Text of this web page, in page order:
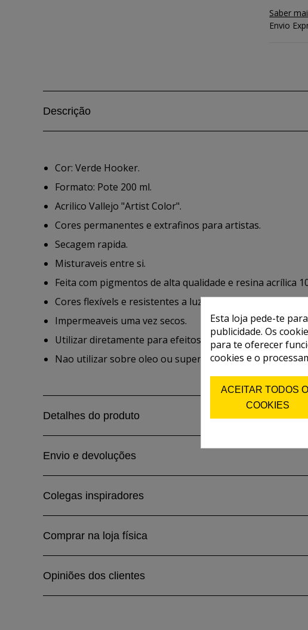
Saber
Envio
Descrição
Cor: Verde Hooker.
Formato: Pote 200 ml.
Acrilico Vallejo "Artist Color".
Cores permanentes e extrafinos para artistas.
Secagem rapida.
Misturaveis entre si.
Feita com pigmentos de alta qualidade e resina acrílica
Cores flexívels e resistentes a luz, a intensidade da cor
Impermeaveis uma vez secos.
Utilizar diretamente para efeitos de impasto ou diluir
Nao utilizar sobre oleo ou superficies oleosas.
Detalhes do produto
Envio e devoluções
Colegas inspiradores
Comprar na loja física
Opiniões dos clientes
Esta loja pede-te
publicidade. Os
para te oferecer
cookies e o
ACEITAR TODOS
COOKIES